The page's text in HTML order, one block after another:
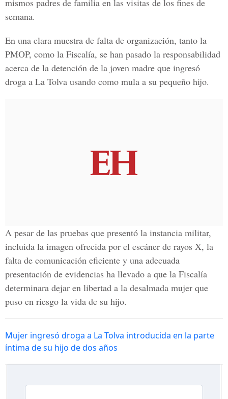
mismos padres de familia en las visitas de los fines de
semana.
En una clara muestra de falta de organización, tanto la
PMOP, como la Fiscalía, se han pasado la responsabilidad
acerca de la detención de la joven madre que ingresó
droga a La Tolva usando como mula a su pequeño hijo.
A pesar de las pruebas que presentó la instancia militar,
incluida la imagen ofrecida por el escáner de rayos X, la
falta de comunicación eficiente y una adecuada
presentación de evidencias ha llevado a que la Fiscalía
determinara dejar en libertad a la desalmada mujer que
puso en riesgo la vida de su hijo.
Mujer ingresó droga a La Tolva introducida en la parte
íntima de su hijo de dos años